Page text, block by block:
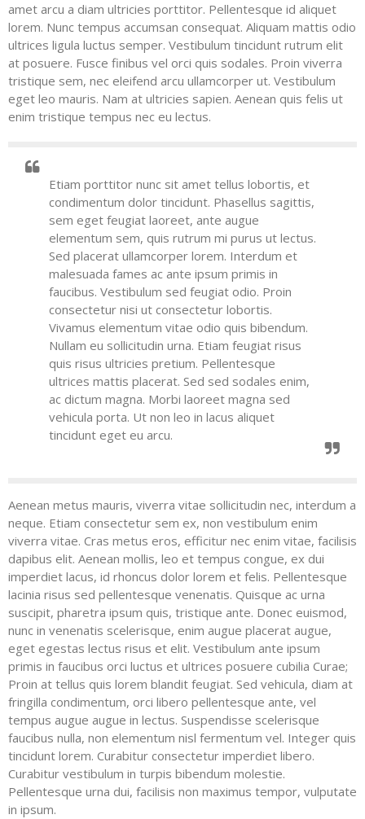
amet arcu a diam ultricies porttitor. Pellentesque id aliquet
lorem. Nunc tempus accumsan consequat. Aliquam mattis odio
ultrices ligula luctus semper. Vestibulum tincidunt rutrum elit
at posuere. Fusce finibus vel orci quis sodales. Proin viverra
tristique sem, nec eleifend arcu ullamcorper ut. Vestibulum
eget leo mauris. Nam at ultricies sapien. Aenean quis felis ut
enim tristique tempus nec eu lectus.
Etiam porttitor nunc sit amet tellus lobortis, et
condimentum dolor tincidunt. Phasellus sagittis,
sem eget feugiat laoreet, ante augue
elementum sem, quis rutrum mi purus ut lectus.
Sed placerat ullamcorper lorem. Interdum et
malesuada fames ac ante ipsum primis in
faucibus. Vestibulum sed feugiat odio. Proin
consectetur nisi ut consectetur lobortis.
Vivamus elementum vitae odio quis bibendum.
Nullam eu sollicitudin urna. Etiam feugiat risus
quis risus ultricies pretium. Pellentesque
ultrices mattis placerat. Sed sed sodales enim,
ac dictum magna. Morbi laoreet magna sed
vehicula porta. Ut non leo in lacus aliquet
tincidunt eget eu arcu.
Aenean metus mauris, viverra vitae sollicitudin nec, interdum a
neque. Etiam consectetur sem ex, non vestibulum enim
viverra vitae. Cras metus eros, efficitur nec enim vitae, facilisis
dapibus elit. Aenean mollis, leo et tempus congue, ex dui
imperdiet lacus, id rhoncus dolor lorem et felis. Pellentesque
lacinia risus sed pellentesque venenatis. Quisque ac urna
suscipit, pharetra ipsum quis, tristique ante. Donec euismod,
nunc in venenatis scelerisque, enim augue placerat augue,
eget egestas lectus risus et elit. Vestibulum ante ipsum
primis in faucibus orci luctus et ultrices posuere cubilia Curae;
Proin at tellus quis lorem blandit feugiat. Sed vehicula, diam at
fringilla condimentum, orci libero pellentesque ante, vel
tempus augue augue in lectus. Suspendisse scelerisque
faucibus nulla, non elementum nisl fermentum vel. Integer quis
tincidunt lorem. Curabitur consectetur imperdiet libero.
Curabitur vestibulum in turpis bibendum molestie.
Pellentesque urna dui, facilisis non maximus tempor, vulputate
in ipsum.